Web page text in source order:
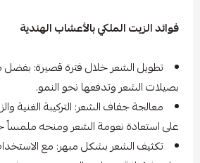
فوائد الزيت الملكي بالأعشاب الهندية
تطويل الشعر خلال فترة قصيرة: بفضل
بصيلات الشعر وتدفعها نحو النمو.
معالجة جفاف الشعر: التركيبة الغنية
على استعادة نعومة الشعر ومنحه ملمساً
تكثيف الشعر بشكل مبهر: مع